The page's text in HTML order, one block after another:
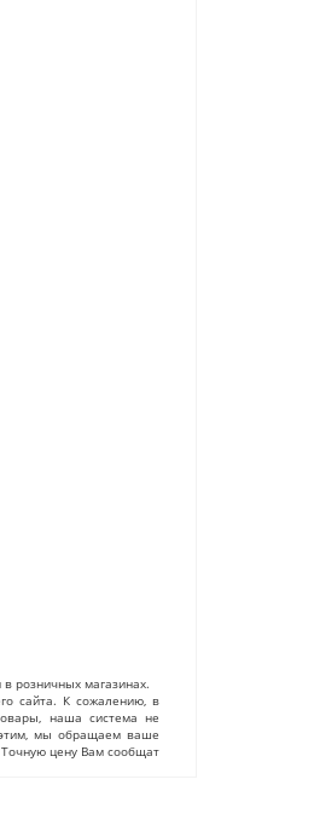
розничных магазинах.
сайта. К сожалению, в
наша система не
мы обращаем ваше
цену Вам сообщат